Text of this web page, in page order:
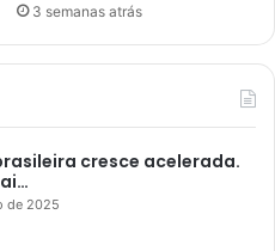
3 semanas atrás
cresce acelerada.
de 2025